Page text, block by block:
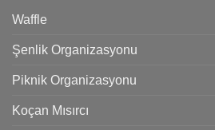
Waffle
Şenlik Organizasyonu
Piknik Organizasyonu
Koçan Mısırcı